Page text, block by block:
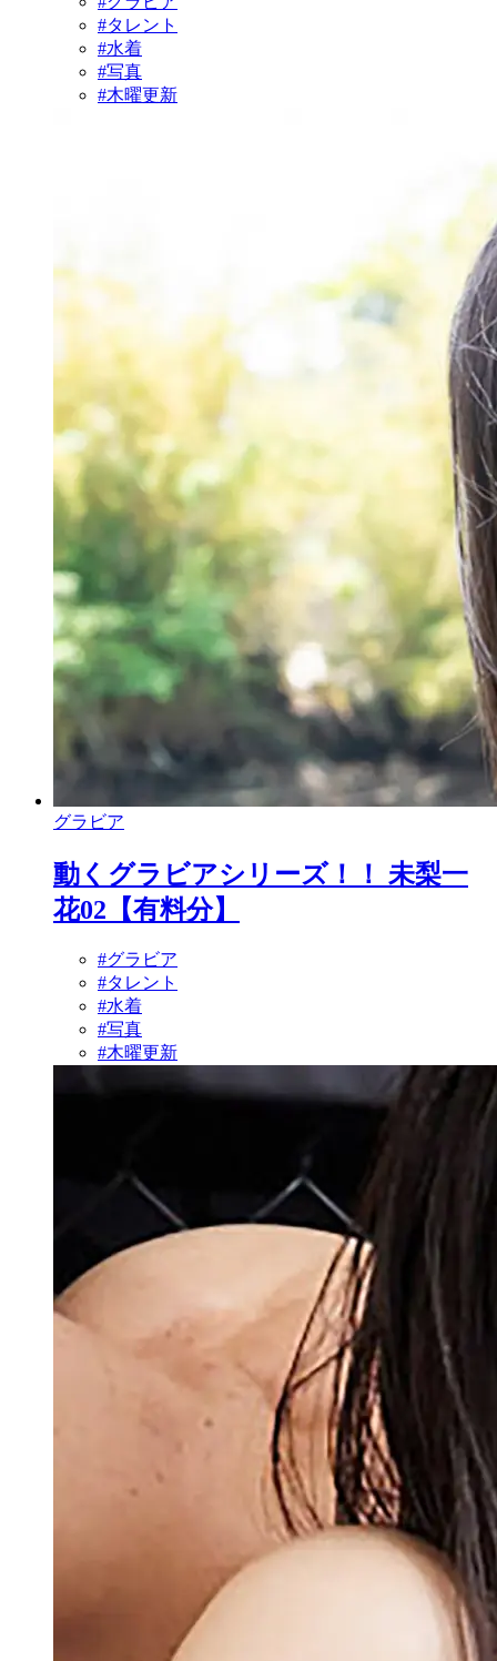
#タレント
#水着
#写真
#木曜更新
グラビア
動くグラビアシリーズ！！ 未梨一
花02【有料分】
#グラビア
#タレント
#水着
#写真
#木曜更新